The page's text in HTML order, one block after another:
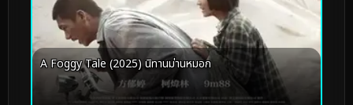
A Foggy Tale (2025) นิทานม่านหมอก